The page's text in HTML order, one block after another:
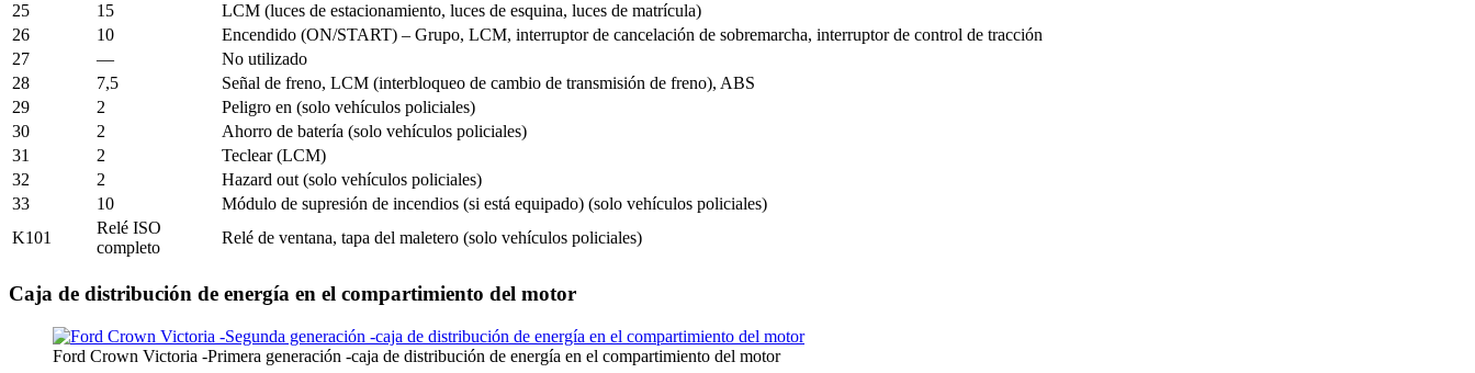
25
15
LCM (luces de estacionamiento, luces de esquina, luces de matrícula)
26
10
Encendido (ON/START) – Grupo, LCM, interruptor de cancelación de sobremarcha, interruptor de control de tracción
27
—
No utilizado
28
7,5
Señal de freno, LCM (interbloqueo de cambio de transmisión de freno), ABS
29
2
Peligro en (solo vehículos policiales)
30
2
Ahorro de batería (solo vehículos policiales)
31
2
Teclear (LCM)
32
2
Hazard out (solo vehículos policiales)
33
10
Módulo de supresión de incendios (si está equipado) (solo vehículos policiales)
K101
Relé ISO
completo
Relé de ventana, tapa del maletero (solo vehículos policiales)
Caja de distribución de energía en el compartimiento del motor
Ford Crown Victoria -Primera generación -caja de distribución de energía en el compartimiento del motor